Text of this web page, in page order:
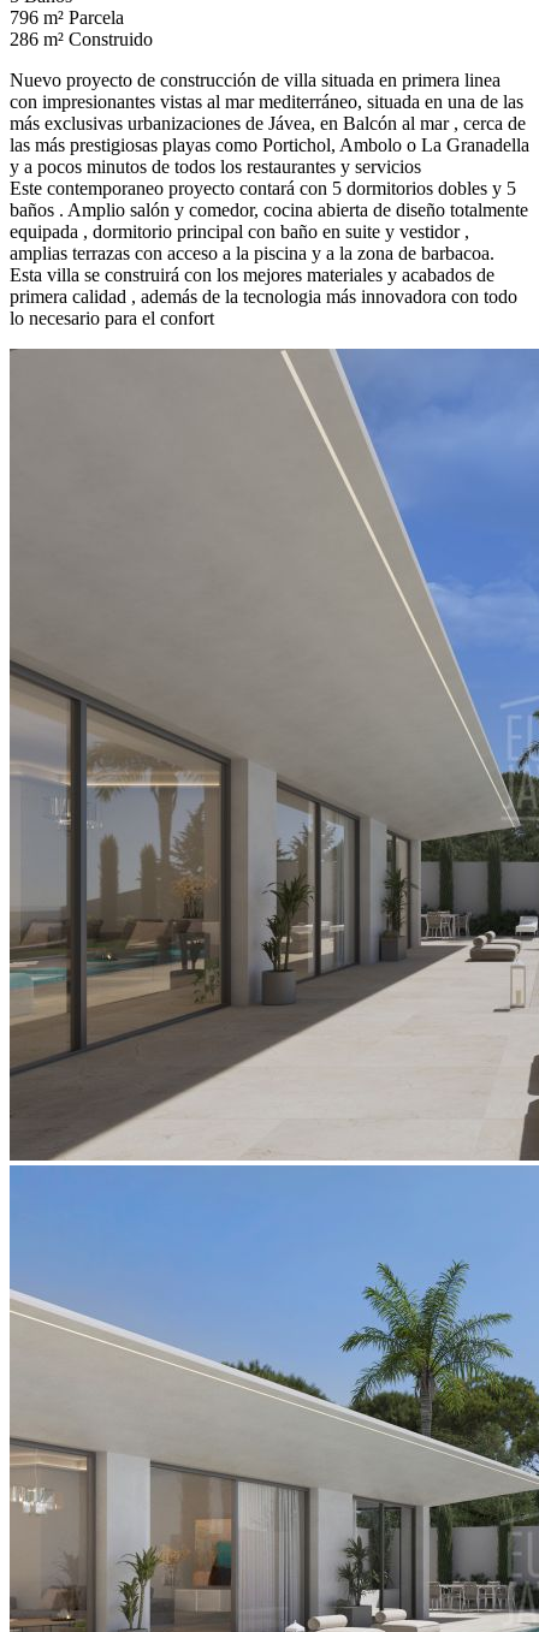
796 m² Parcela
286 m² Construido
Nuevo proyecto de construcción de villa situada en primera linea
con impresionantes vistas al mar mediterráneo, situada en una de las
más exclusivas urbanizaciones de Jávea, en Balcón al mar , cerca de
las más prestigiosas playas como Portichol, Ambolo o La Granadella
y a pocos minutos de todos los restaurantes y servicios
Este contemporaneo proyecto contará con 5 dormitorios dobles y 5
baños . Amplio salón y comedor, cocina abierta de diseño totalmente
equipada , dormitorio principal con baño en suite y vestidor ,
amplias terrazas con acceso a la piscina y a la zona de barbacoa.
Esta villa se construirá con los mejores materiales y acabados de
primera calidad , además de la tecnologia más innovadora con todo
lo necesario para el confort